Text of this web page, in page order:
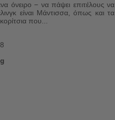
όνειρο − να πάψει επιτέλους να
είναι Μάντισσα, όπως και τα
που...